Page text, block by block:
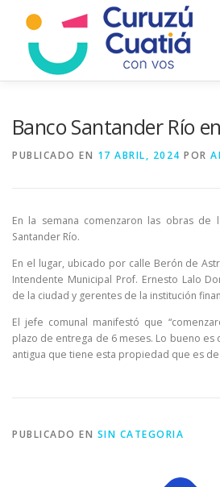
contenido
Banco Santander Río
PUBLICADO EN 17 ABRIL, 2024 POR
En la semana comenzaron las obras de
Santander Río.
En el lugar, ubicado por calle Berón de
Intendente Municipal Prof. Ernesto Lalo
de la ciudad y gerentes de la institución
El jefe comunal manifestó que
plazo de entrega de 6 meses. Lo bueno es
antigua que tiene esta propiedad que es de
PUBLICADO EN SIN CATEGORIA